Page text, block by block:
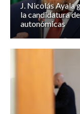
J. Nicolás Ayala
la candidatura
autonómicas